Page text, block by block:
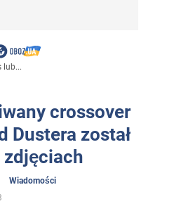
lub...
crossover
Dustera został
zdjęciach
Wiadomości